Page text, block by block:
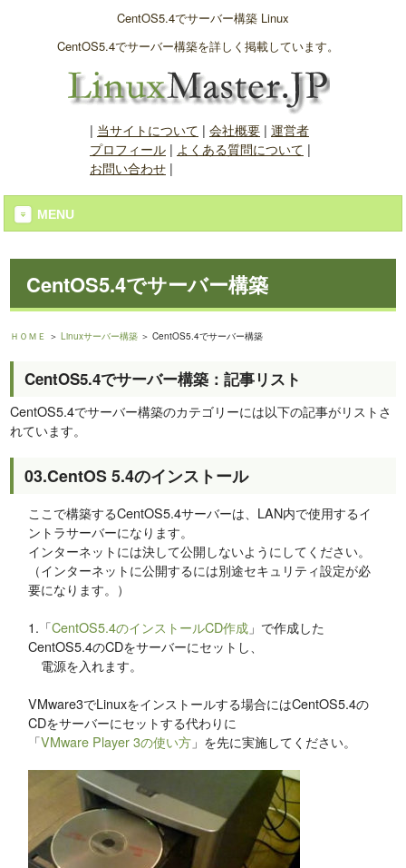
CentOS5.4でサーバー構築 Linux
CentOS5.4でサーバー構築を詳しく掲載しています。
| 当サイトについて | 会社概要| 運営者
プロフィール| よくある質問について |
お問い合わせ|
MENU
CentOS5.4でサーバー構築
ＨＯＭＥ ＞Linuxサーバー構築 ＞ CentOS5.4でサーバー構築
CentOS5.4でサーバー構築：記事リスト
CentOS5.4でサーバー構築のカテゴリーには以下の記事がリストさ
れています。
03.CentOS 5.4のインストール
ここで構築するCentOS5.4サーバーは、LAN内で使用するイ
ントラサーバーになります。
インターネットには決して公開しないようにしてください。
（インターネットに公開するには別途セキュリティ設定が必
要になります。）
1.「CentOS5.4のインストールCD作成 」で作成した
CentOS5.4のCDをサーバーにセットし、
電源を入れます。
VMware3でLinuxをインストールする場合にはCentOS5.4の
CDをサーバーにセットする代わりに
「VMware Player 3の使い方 」を先に実施してください。